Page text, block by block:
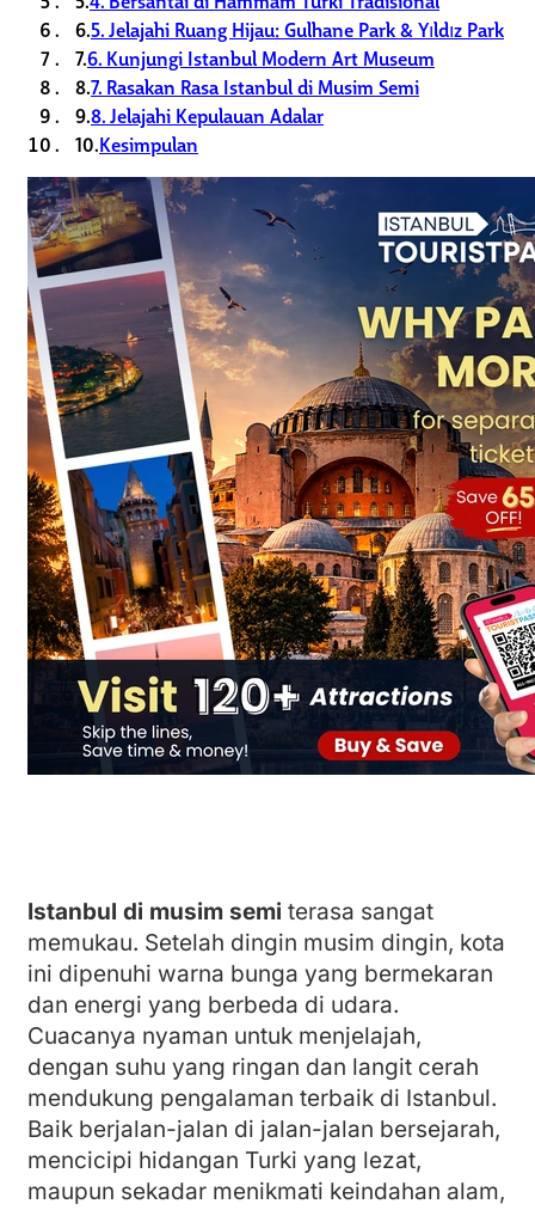
6.5. Jelajahi Ruang Hijau: Gulhane Park & Yıldız Park
7.6. Kunjungi Istanbul Modern Art Museum
8.7. Rasakan Rasa Istanbul di Musim Semi
9.8. Jelajahi Kepulauan Adalar
10.Kesimpulan
Istanbul di musim semi terasa sangat
memukau. Setelah dingin musim dingin, kota
ini dipenuhi warna bunga yang bermekaran
dan energi yang berbeda di udara.
Cuacanya nyaman untuk menjelajah,
dengan suhu yang ringan dan langit cerah
mendukung pengalaman terbaik di Istanbul.
Baik berjalan-jalan di jalan-jalan bersejarah,
mencicipi hidangan Turki yang lezat,
maupun sekadar menikmati keindahan alam,